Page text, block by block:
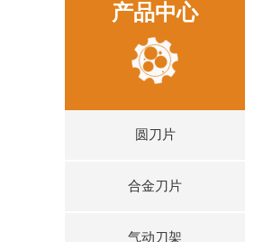
产品中心
圆刀片
合金刀片
气动刀架